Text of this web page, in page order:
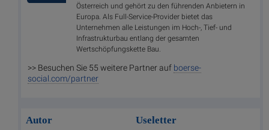
Österreich und gehört zu den führenden Anbietern in
Europa. Als Full-Service-Provider bietet das
Unternehmen alle Leistungen im Hoch-, Tief- und
Infrastrukturbau entlang der gesamten
Wertschöpfungskette Bau.
>> Besuchen Sie 55 weitere Partner auf boerse-
social.com/partner
Autor Useletter